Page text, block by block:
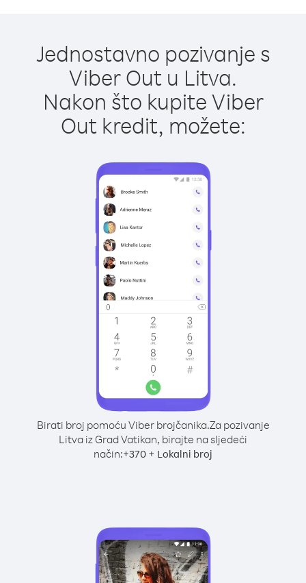
Jednostavno pozivanje s
Viber Out u Litva.
Nakon što kupite Viber
Out kredit, možete:
Birati broj pomoću Viber brojčanika.Za pozivanje
Litva iz Grad Vatikan, birajte na sljedeći
način:+370 + Lokalni broj